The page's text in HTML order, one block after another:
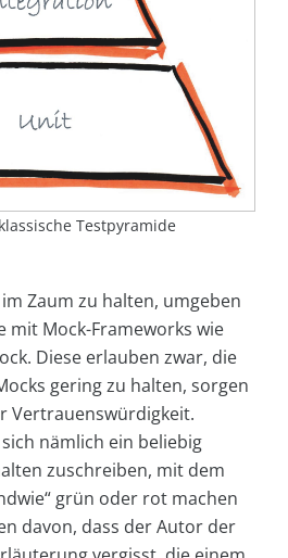
Testpyramide
Zaum zu halten, umgeben
mit Mock-Frameworks wie
Diese erlauben zwar, die
gering zu halten, sorgen
Vertrauenswürdigkeit.
nämlich ein beliebig
zuschreiben, mit dem
grün oder rot machen
davon, dass der Autor der